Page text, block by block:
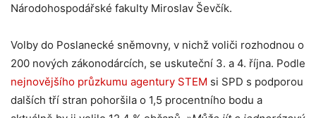
Národohospodářské fakulty Miroslav Ševčík.
Volby do Poslanecké sněmovny, v nichž voliči rozhodnou o
200 nových zákonodárcích, se uskuteční 3. a 4. října. Podle
nejnovějšího průzkumu agentury STEM si SPD s podporou
dalších tří stran pohoršila o 1,5 procentního bodu a